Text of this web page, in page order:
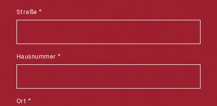
Straße*
Hausnummer*
Ort *